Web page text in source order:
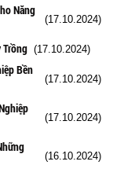
Năng
(17.10.2024)
Trồng (17.10.2024)
Bền
(17.10.2024)
(17.10.2024)
(16.10.2024)